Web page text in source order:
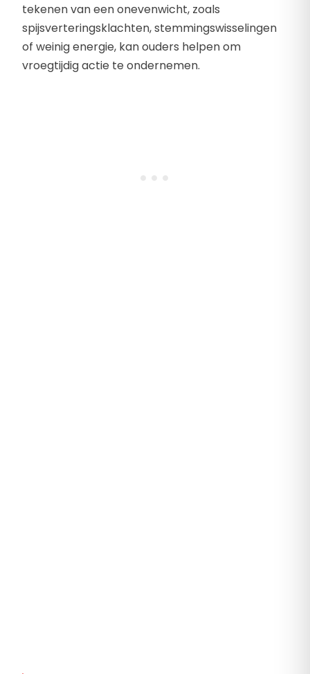
tekenen van een onevenwicht, zoals
spijsverteringsklachten, stemmingswisselingen
of weinig energie, kan ouders helpen om
vroegtijdig actie te ondernemen.